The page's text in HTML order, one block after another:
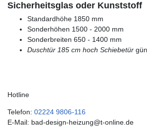
Sicherheitsglas oder Kunststoff
Standardhöhe 1850 mm
Sonderhöhen 1500 - 2000 mm
Sonderbreiten 650 - 1400 mm
Duschtür 185 cm hoch Schiebetür
Hotline
Telefon: 02224 9806-116
E-Mail: bad-design-heizung@t-online.de